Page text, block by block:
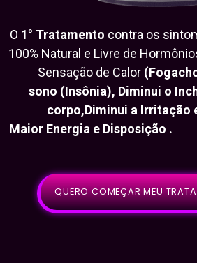
O 1° Tratamento contra os
100% Natural e Livre de
Sensação de Calor
sono (Insônia), Diminui o
corpo,Diminui a Irritação
Maior Energia e
QUERO COMEÇAR MEU